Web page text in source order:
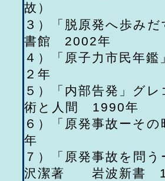
故）
３）「脱原発へ歩み
書館 2002年
４）「原子力市民年
２年
５）「内部告発」グ
術と人間 1990年
６）「原発事故ー
年
７）「原発事故を問
沢潔著 岩波新書